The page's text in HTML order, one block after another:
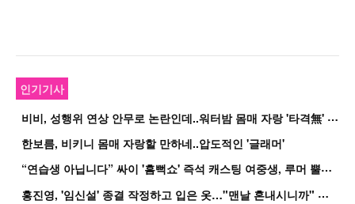
인기기사
비
비, 성행위 연상 안무로 논란인데..워터밤 몸매 자랑 '타격無' 근황
한보름, 비키니 몸매 자랑할 만하네..압도적인 '글래머'
“
연습생 아닙니다” 싸이 '흠뻑쇼' 즉석 캐스팅 여중생, 루머 뿔났다[Oh!쎈 이...
홍
진영, '임신설' 종결 작정하고 입은 옷…"맨날 혼내시니까" 억울